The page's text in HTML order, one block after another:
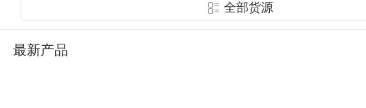
全部货源
最新产品